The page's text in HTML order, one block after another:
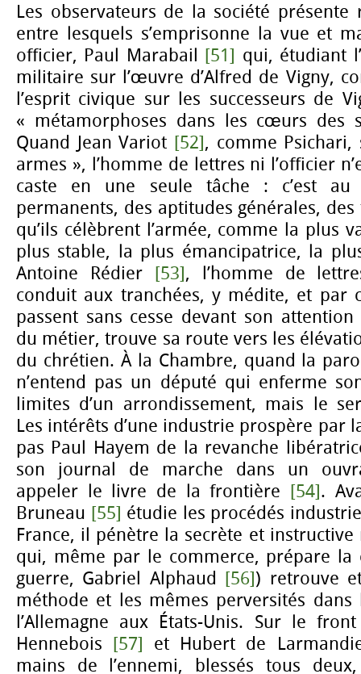
Les observateurs de la société présente
entre lesquels s’emprisonne la vue et
officier, Paul Marabail [51] qui, étudiant
militaire sur l’œuvre d’Alfred de Vigny,
l’esprit civique sur les successeurs de
« métamorphoses dans les cœurs des
Quand Jean Variot [52], comme Psichari,
armes », l’homme de lettres ni l’officier
caste en une seule tâche : c’est au
permanents, des aptitudes générales,
qu’ils célèbrent l’armée, comme la plus
plus stable, la plus émancipatrice, la
Antoine Rédier [53], l’homme de
conduit aux tranchées, y médite, et par
passent sans cesse devant son
du métier, trouve sa route vers les
du chrétien. À la Chambre, quand la
n’entend pas un député qui enferme
limites d’un arrondissement, mais le
Les intérêts d’une industrie prospère par
pas Paul Hayem de la revanche
son journal de marche dans un
appeler le livre de la frontière [54].
Bruneau [55] étudie les procédés
France, il pénètre la secrète et instructive
qui, même par le commerce, prépare la
guerre, Gabriel Alphaud [56]) retrouve
méthode et les mêmes perversités dans
l’Allemagne aux États-Unis. Sur le
Hennebois [57] et Hubert de
mains de l’ennemi, blessés tous